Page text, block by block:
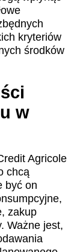
kryteriów
środków
w
Agricole
chcą
być on
zakup
Ważne jest,